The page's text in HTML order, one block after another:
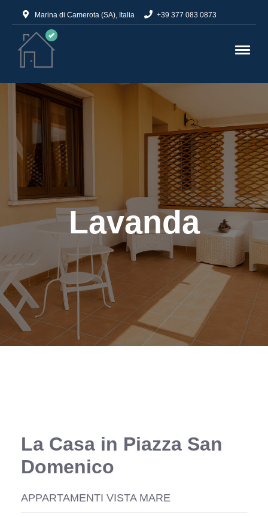
Marina di Camerota (SA), Italia +39 377 083 0873
Lavanda
La Casa in Piazza San
Domenico
APPARTAMENTI VISTA MARE